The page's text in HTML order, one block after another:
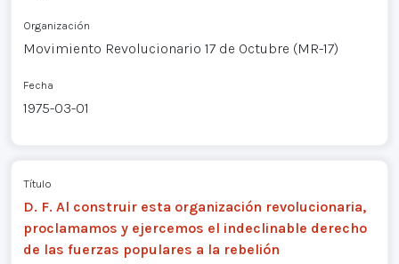
Organización
Movimiento Revolucionario 17 de Octubre (MR-17)
Fecha
1975-03-01
Título
D. F. Al construir esta organización revolucionaria,
proclamamos y ejercemos el indeclinable derecho
de las fuerzas populares a la rebelión